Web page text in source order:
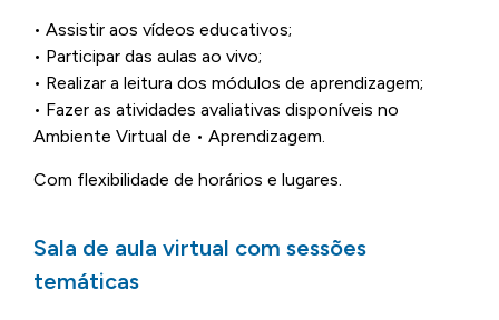
• Assistir aos vídeos educativos;
• Participar das aulas ao vivo;
• Realizar a leitura dos módulos de aprendizagem;
• Fazer as atividades avaliativas disponíveis no
Ambiente Virtual de • Aprendizagem.
Com flexibilidade de horários e lugares.
Sala de aula virtual com sessões
temáticas